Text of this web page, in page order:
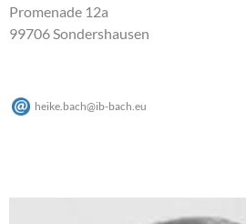
Promenade 12a
99706 Sondershausen
heike.bach@ib-bach.eu